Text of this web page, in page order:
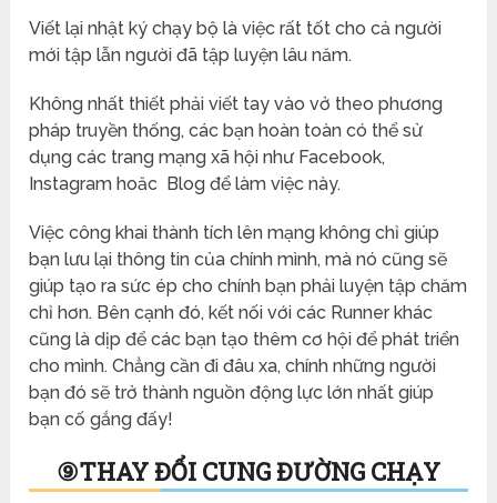
Viết lại nhật ký chạy bộ là việc rất tốt cho cả người
mới tập lẫn người đã tập luyện lâu năm.
Không nhất thiết phải viết tay vào vở theo phương
pháp truyền thống, các bạn hoàn toàn có thể sử
dụng các trang mạng xã hội như Facebook,
Instagram hoăc Blog để làm việc này.
Việc công khai thành tích lên mạng không chỉ giúp
bạn lưu lại thông tin của chính mình, mà nó cũng sẽ
giúp tạo ra sức ép cho chính bạn phải luyện tập chăm
chỉ hơn. Bên cạnh đó, kết nối với các Runner khác
cũng là dịp để các bạn tạo thêm cơ hội để phát triển
cho mình. Chẳng cần đi đâu xa, chính những người
bạn đó sẽ trở thành nguồn động lực lớn nhất giúp
bạn cố gắng đấy!
⑨THAY ĐỔI CUNG ĐƯỜNG CHẠY